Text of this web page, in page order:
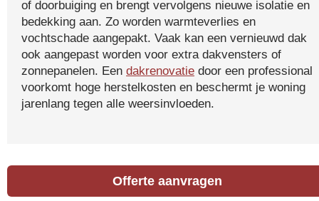
of doorbuiging en brengt vervolgens nieuwe isolatie en
bedekking aan. Zo worden warmteverlies en
vochtschade aangepakt. Vaak kan een vernieuwd dak
ook aangepast worden voor extra dakvensters of
zonnepanelen. Een dakrenovatie door een professional
voorkomt hoge herstelkosten en beschermt je woning
jarenlang tegen alle weersinvloeden.
Offerte aanvragen